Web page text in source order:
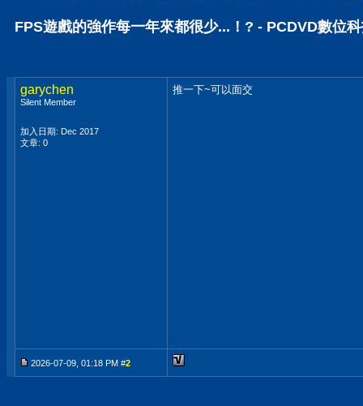
FPS遊戲的強作每一年來都很少...！? - PCDVD數位
garychen
Silent Member
加入日期: Dec 2017
文章: 0
推一下~可以面交
2026-07-09, 01:18 PM #2